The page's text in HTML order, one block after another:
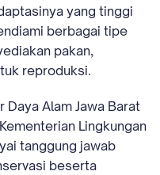
yang tinggi
berbagai tipe
pakan,
reproduksi.
Daya Alam Jawa Barat
Lingkungan
tanggung jawab
beserta